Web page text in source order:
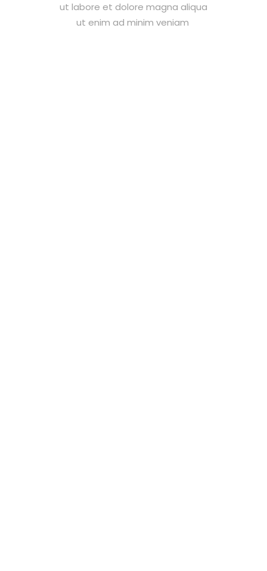
ut labore et dolore magna aliqua
ut enim ad minim veniam